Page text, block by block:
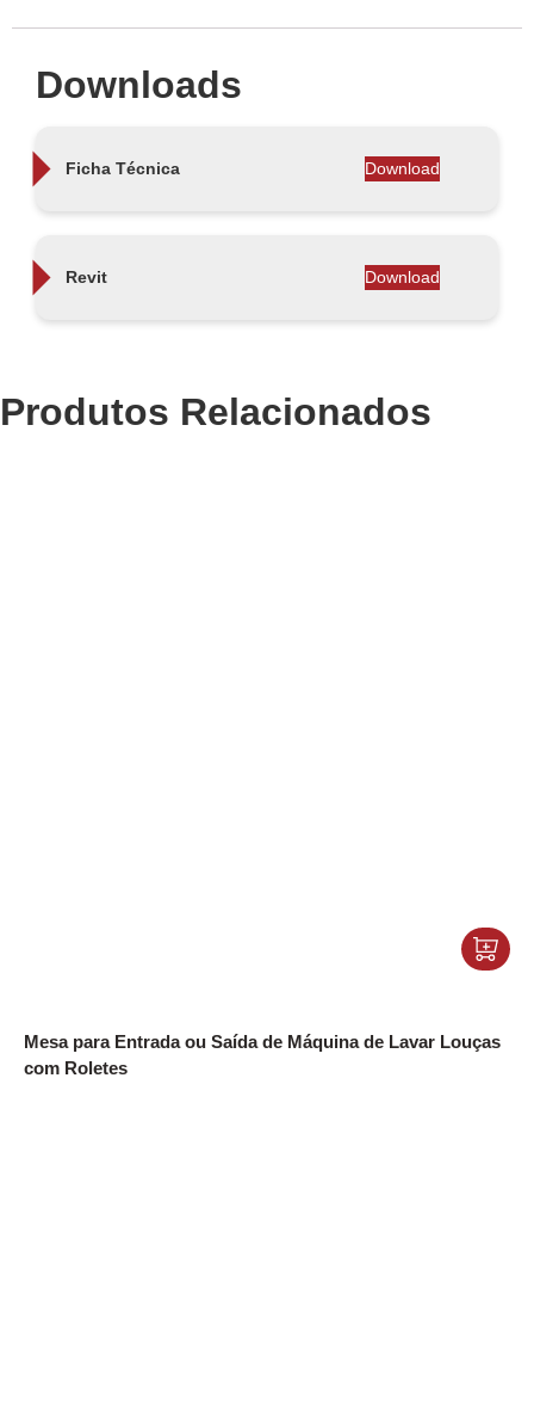
Downloads
Ficha Técnica Download
Revit Download
Produtos Relacionados
Mesa para Entrada ou Saída de Máquina de Lavar Louças
com Roletes